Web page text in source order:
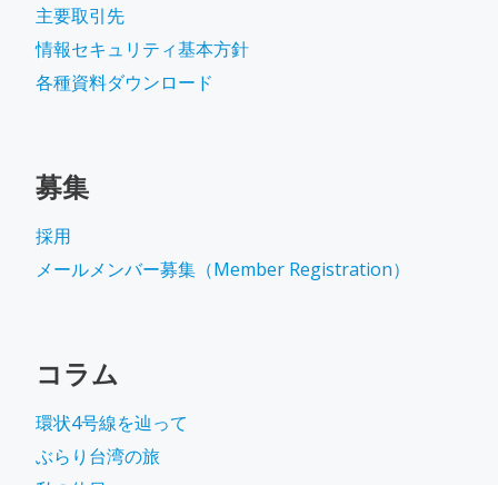
主要取引先
情報セキュリティ基本方針
各種資料ダウンロード
募集
採用
メールメンバー募集（Member Registration）
コラム
環状4号線を辿って
ぶらり台湾の旅